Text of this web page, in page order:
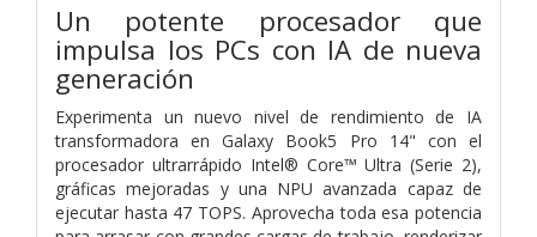
Un potente procesador que
impulsa los PCs con IA de nueva
generación
Experimenta un nuevo nivel de rendimiento de IA
transformadora en Galaxy Book5 Pro 14" con el
procesador ultrarrápido Intel® Core™ Ultra (Serie 2),
gráficas mejoradas y una NPU avanzada capaz de
ejecutar hasta 47 TOPS. Aprovecha toda esa potencia